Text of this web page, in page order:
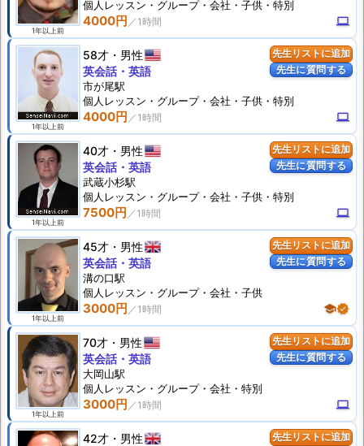
1年以上前
4000円 computer
個人 レッスン ・グループ・会社・子供・特別
先生リストに追加
先生に質問する
1年以上前
58才 男性
4000円 computer
英会話・英語
市が尾駅
個人 レッスン ・グループ・会社・子供・特別
先生リストに追加
先生に質問する
1年以上前
40才 男性
7500円 computer
英会話・英語
武蔵小杉駅
個人 レッスン ・グループ・会社・子供・特別
先生リストに追加
先生に質問する
1年以上前
45才 男性
3000円 schoolverified
英会話・英語
溝の口駅
個人 レッスン ・グループ・会社・子供
先生リストに追加
先生に質問する
1年以上前
70才 男性
3000円 computer
英会話・英語
大岡山駅
個人 レッスン ・グループ・会社・特別
先生リストに追加
42才 男性